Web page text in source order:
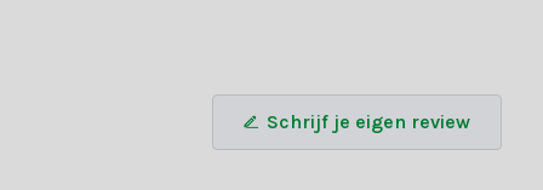
Schrijf je eigen review